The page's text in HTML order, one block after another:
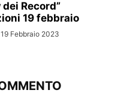
dei Record”
19 febbraio
19 Febbraio 2023